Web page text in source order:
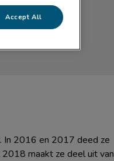
In 2016 en 2017 deed ze
2018 maakt ze deel uit van
Accept All